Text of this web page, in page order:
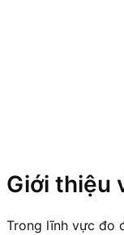
Giới thiệu
Trong lĩnh vực đo